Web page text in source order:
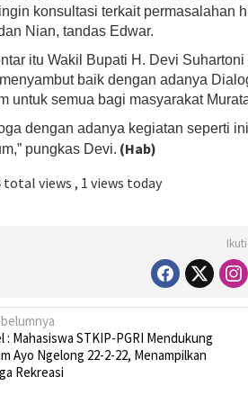
konsultasi terkait permasalahan
Nian, tandas Edwar.
itu Wakil Bupati H. Devi
baik dengan adanya
untuk semua bagi masyarakat
dengan adanya kegiatan seperti
pungkas Devi. (Hab)
total views , 1 views today
: Mahasiswa STKIP-PGRI Mendukung
Ayo Ngelong 22-2-22, Menampilkan
Rekreasi